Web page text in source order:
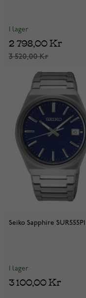
I lager
3 520,00 Kr
2 798,00 Kr
Seiko Sapphire SUR555P1
I lager
3 100,00 Kr